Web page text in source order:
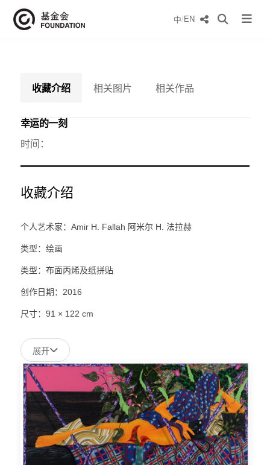
中/EN
收藏介绍 相关图片 相关作品
幸运的一刻
时间：
收藏介绍
个人艺术家：Amir H. Fallah 阿米尔 H. 法拉赫
类型：绘画
类型：布面丙烯及纸拼贴
创作日期：2016
尺寸：91 × 122 cm
展开